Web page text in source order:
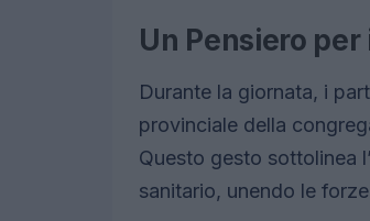
Un Pensiero
Durante la giornata, i
provinciale della
Questo gesto sottolinea
sanitario, unendo le